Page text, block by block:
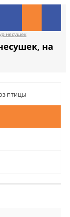
несушек
на
птицы